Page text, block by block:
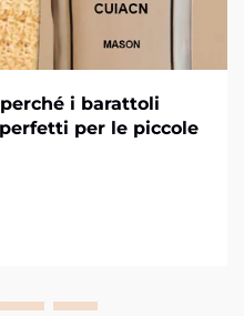
i barattoli
per le piccole